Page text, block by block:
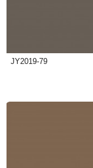
JY2019-79